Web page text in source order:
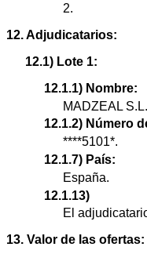
2.
12. Adjudicatarios:
12.1) Lote 1:
12.1.1) Nombre:
MADZEAL S.L.
12.1.2) Número
****5101*.
12.1.7) País:
España.
12.1.13)
El
13. Valor de las ofertas: